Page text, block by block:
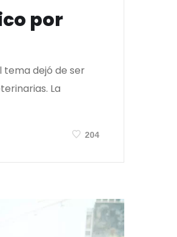
por
tema dejó de ser
La
204